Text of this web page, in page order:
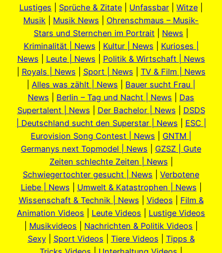
Lustiges
Sprüche & Zitate Unfassbar Witze
Musik
Musik News
Ohrenschmaus – Musik-
Stars und Sternchen im Portrait
News
Kriminalität | News
Kultur | News
Kurioses |
News
Leute | News
Politik & Wirtschaft | News
Royals | News Sport | News
TV & Film | News
Alles was zählt | News
Bauer sucht Frau |
News
Berlin – Tag und Nacht | News
Das
Supertalent | News
Der Bachelor | News
DSDS
| Deutschland sucht den Superstar | News
ESC |
Eurovision Song Contest | News
GNTM |
Germanys next Topmodel | News
GZSZ | Gute
Zeiten schlechte Zeiten | News
Schwiegertochter gesucht | News
Verbotene
Liebe | News
Umwelt & Katastrophen | News
Wissenschaft & Technik | News
Videos
Film &
Animation Videos
Leute Videos
Lustige Videos
Musikvideos Nachrichten & Politik Videos
Sexy| Sport Videos Tiere Videos
Tipps &